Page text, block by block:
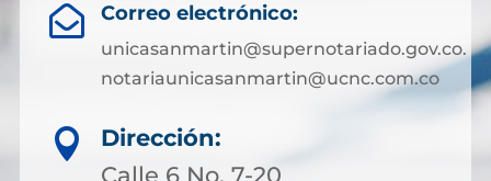
 Correo electrónico:
unicasanmartin@supernotariado.gov.co.
notariaunicasanmartin@ucnc.com.co

Dirección:
Calle 6 No. 7-20